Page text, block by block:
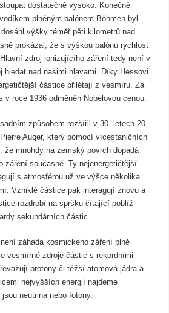
dostatečně vysoko. Konečně
plněným balónem Böhmen byl
výšky téměř pěti kilometrů nad
prokázal, že s výškou balónu rychlost
zdroj ionizujícího záření tedy není v
hledat nad našimi hlavami. Díky Hessovi
částice přilétají z vesmíru. Za
roce 1936 odměněn Nobelovou cenou.
způsobem rozšířil v 30. letech 20.
Auger, který pomocí vícestaničních
že mnohdy na zemský povrch dopadá
záření současně. Ty nejenergetičtější
s atmosférou už ve výšce několika
Vzniklé částice pak interagují znovu a
rozdrobí na spršku čítající poblíž
sekundárních částic.
záhada kosmického záření plně
vesmírné zdroje částic s rekordními
protony či těžší atomová jádra a
nejvyšších energií najdeme
neutrina nebo fotony.